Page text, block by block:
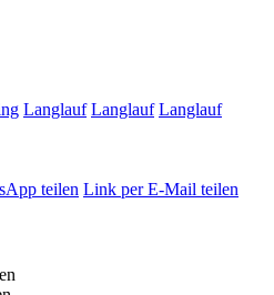
Langlauf Langlauf Langlauf
teilen Link per E-Mail teilen